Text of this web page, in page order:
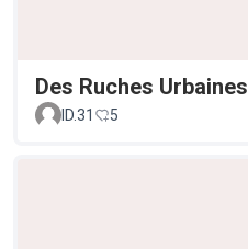
Des Ruches Urbaines
ID.31
5